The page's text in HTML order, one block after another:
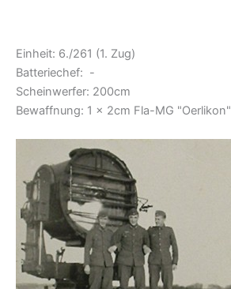
Einheit: 6./261 (1. Zug)
Batteriechef: -
Scheinwerfer: 200cm
Bewaffnung: 1 x 2cm Fla-MG "Oerlikon"